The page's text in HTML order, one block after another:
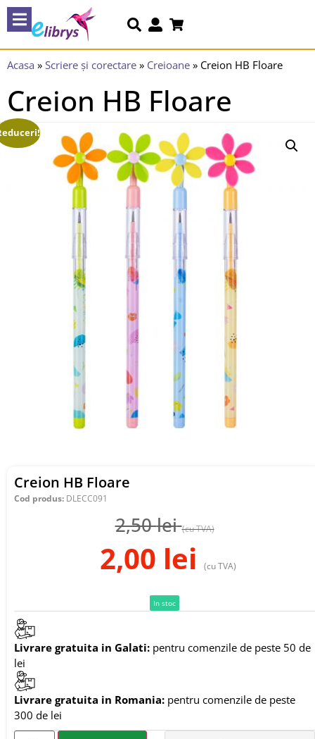
Acasa » Scriere și corectare » Creioane » Creion HB Floare
Creion HB Floare
Creion HB Floare
Cod produs: DLECC091
2,50lei (cu TVA)
2,00 lei (cu TVA)
In stoc
Livrare gratuita in Galati: pentru comenzile de peste 50 de
lei
Livrare gratuita in Romania: pentru comenzile de peste
300 de lei